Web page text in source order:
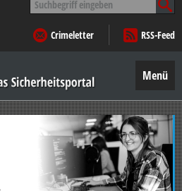
nach:
Crimeletter
RSS-Feed
Menü